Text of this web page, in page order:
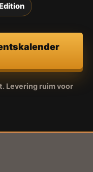
Levering ruim voor